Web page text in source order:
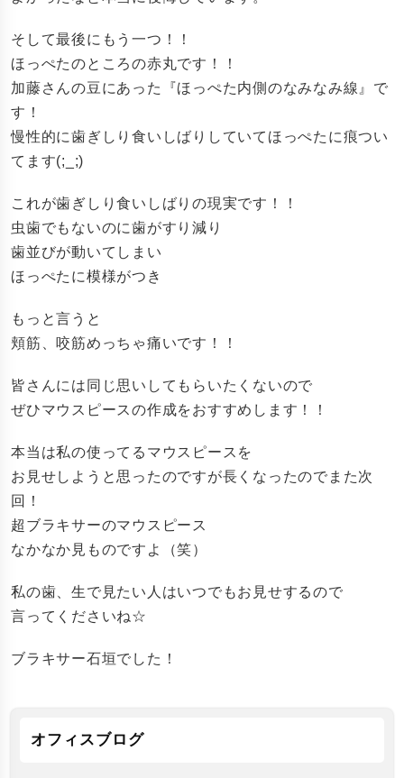
そして最後にもう一つ！！
ほっぺたのところの赤丸です！！
加藤さんの豆にあった『ほっぺた内側のなみなみ線』で
す！
慢性的に歯ぎしり食いしばりしていてほっぺたに痕つい
てます(;_;)
これが歯ぎしり食いしばりの現実です！！
虫歯でもないのに歯がすり減り
歯並びが動いてしまい
ほっぺたに模様がつき
もっと言うと
頬筋、咬筋めっちゃ痛いです！！
皆さんには同じ思いしてもらいたくないので
ぜひマウスピースの作成をおすすめします！！
本当は私の使ってるマウスピースを
お見せしようと思ったのですが長くなったのでまた次
回！
超ブラキサーのマウスピース
なかなか見ものですよ（笑）
私の歯、生で見たい人はいつでもお見せするので
言ってくださいね☆
ブラキサー石垣でした！
オフィスブログ